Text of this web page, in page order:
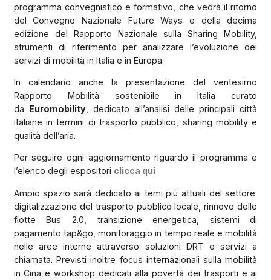
programma convegnistico e formativo, che vedrà il ritorno
del Convegno Nazionale Future Ways e della decima
edizione del Rapporto Nazionale sulla Sharing Mobility,
strumenti di riferimento per analizzare l’evoluzione dei
servizi di mobilità in Italia e in Europa.
In calendario anche la presentazione del ventesimo
Rapporto Mobilità sostenibile in Italia curato
da Euromobility, dedicato all’analisi delle principali città
italiane in termini di trasporto pubblico, sharing mobility e
qualità dell’aria.
Per seguire ogni aggiornamento riguardo il programma e
l’elenco degli espositori clicca qui
Ampio spazio sarà dedicato ai temi più attuali del settore:
digitalizzazione del trasporto pubblico locale, rinnovo delle
flotte Bus 2.0, transizione energetica, sistemi di
pagamento tap&go, monitoraggio in tempo reale e mobilità
nelle aree interne attraverso soluzioni DRT e servizi a
chiamata. Previsti inoltre focus internazionali sulla mobilità
in Cina e workshop dedicati alla povertà dei trasporti e ai